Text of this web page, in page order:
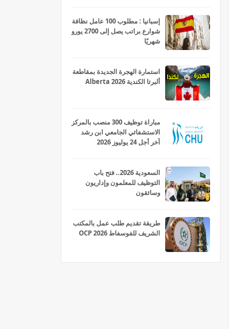
إسبانيا : مطلوب 100 عامل نظافة
شوارع براتب يصل إلى 2700 يورو
شهريًا
استمارة الهجرة الجديدة بمقاطعة
ألبرتا الكندية Alberta 2026
مباراة توظيف 300 منصب بالمركز
الاستشفائي الجامعي ابن رشد
آخر أجل 24 يوليوز 2026
السعودية 2026.. فتح باب
التوظيف للمعلمون وإداريون
وسائقون
طريقة تقديم طلب عمل بالمكتب
الشريف للفوسفاط OCP 2026